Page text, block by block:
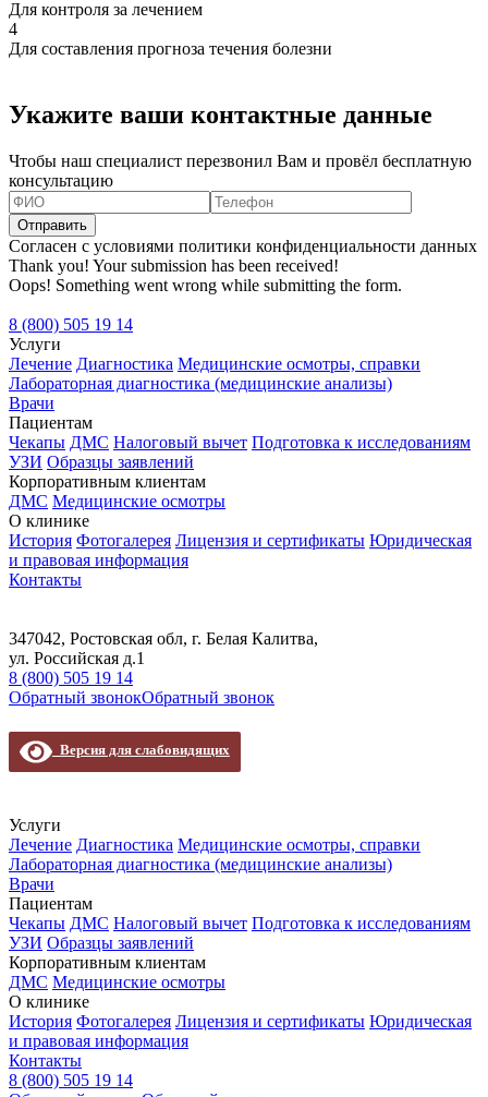
Для контроля за лечением
4
Для составления прогноза течения болезни
Укажите ваши контактные данные
Чтобы наш специалист перезвонил Вам и провёл бесплатную
консультацию
Согласен с условиями политики конфиденциальности данных
Thank you! Your submission has been received!
Oops! Something went wrong while submitting the form.
8 (800) 505 19 14
Услуги
Лечение Диагностика Медицинские осмотры, справки
Лабораторная диагностика (медицинские анализы)
Врачи
Пациентам
Чекапы ДМС Налоговый вычет Подготовка к исследованиям
УЗИ Образцы заявлений
Корпоративным клиентам
ДМС Медицинские осмотры
О клинике
История Фотогалерея Лицензия и сертификаты Юридическая
и правовая информация
Контакты
347042, Ростовская обл, г. Белая Калитва,
ул. Российская д.1
8 (800) 505 19 14
Обратный звонокОбратный звонок
Версия для слабовидящих
Услуги
Лечение Диагностика Медицинские осмотры, справки
Лабораторная диагностика (медицинские анализы)
Врачи
Пациентам
Чекапы ДМС Налоговый вычет Подготовка к исследованиям
УЗИ Образцы заявлений
Корпоративным клиентам
ДМС Медицинские осмотры
О клинике
История Фотогалерея Лицензия и сертификаты Юридическая
и правовая информация
Контакты
8 (800) 505 19 14